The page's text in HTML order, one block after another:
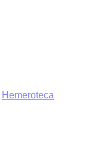
Hemeroteca